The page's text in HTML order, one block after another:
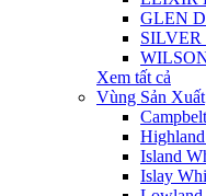
GLEN
SILVER
Xem tất cả
Vùng Sản Xuất
Island
Islay